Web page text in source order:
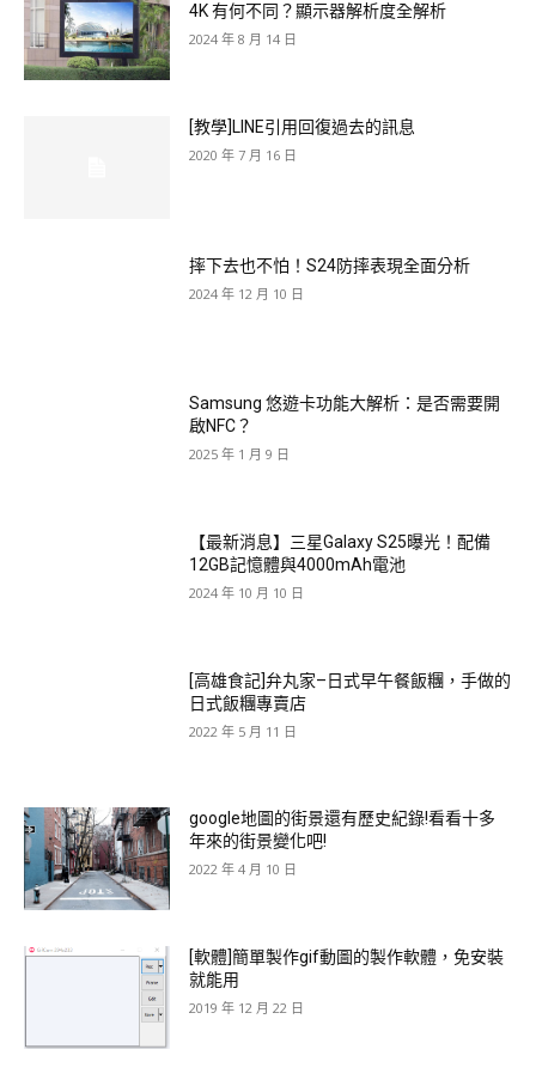
4K 有何不同？顯示器解析度全解析
2024 年 8 月 14 日
[教學]LINE引用回復過去的訊息
2020 年 7 月 16 日
摔下去也不怕！S24防摔表現全面分析
2024 年 12 月 10 日
Samsung 悠遊卡功能大解析：是否需要開
啟NFC？
2025 年 1 月 9 日
【最新消息】三星Galaxy S25曝光！配備
12GB記憶體與4000mAh電池
2024 年 10 月 10 日
[高雄食記]弁丸家–日式早午餐飯糰，手做的
日式飯糰專賣店
2022 年 5 月 11 日
google地圖的街景還有歷史紀錄!看看十多
年來的街景變化吧!
2022 年 4 月 10 日
[軟體]簡單製作gif動圖的製作軟體，免安裝
就能用
2019 年 12 月 22 日